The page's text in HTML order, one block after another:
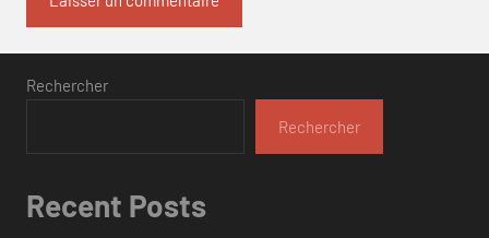
Rechercher
Rechercher
Recent Posts